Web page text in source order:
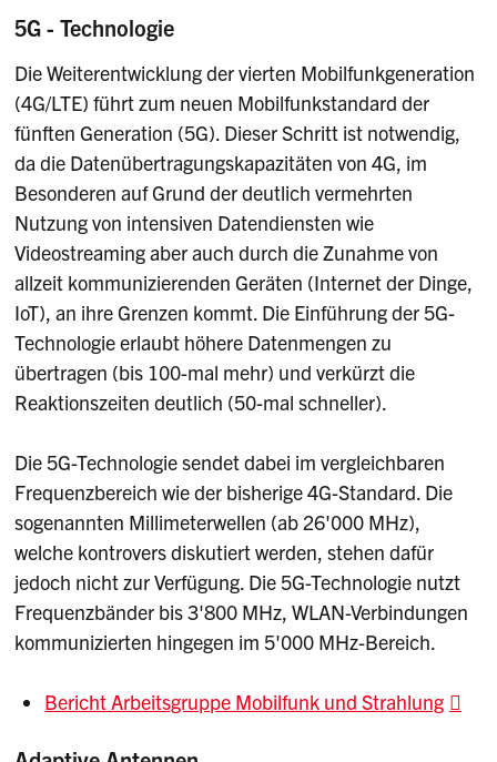
5G - Technologie
Die Weiterentwicklung der vierten Mobilfunkgeneration
(4G/LTE) führt zum neuen Mobilfunkstandard der
fünften Generation (5G). Dieser Schritt ist notwendig,
da die Datenübertragungskapazitäten von 4G, im
Besonderen auf Grund der deutlich vermehrten
Nutzung von intensiven Datendiensten wie
Videostreaming aber auch durch die Zunahme von
allzeit kommunizierenden Geräten (Internet der Dinge,
IoT), an ihre Grenzen kommt. Die Einführung der 5G-
Technologie erlaubt höhere Datenmengen zu
übertragen (bis 100-mal mehr) und verkürzt die
Reaktionszeiten deutlich (50-mal schneller).
Die 5G-Technologie sendet dabei im vergleichbaren
Frequenzbereich wie der bisherige 4G-Standard. Die
sogenannten Millimeterwellen (ab 26'000 MHz),
welche kontrovers diskutiert werden, stehen dafür
jedoch nicht zur Verfügung. Die 5G-Technologie nutzt
Frequenzbänder bis 3'800 MHz, WLAN-Verbindungen
kommunizierten hingegen im 5'000 MHz-Bereich.
Bericht Arbeitsgruppe Mobilfunk und Strahlung